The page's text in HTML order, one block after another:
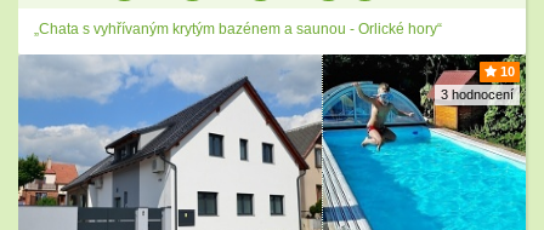
„Chata s vyhřívaným krytým bazénem a saunou - Orlické hory“
10
3 hodnocení